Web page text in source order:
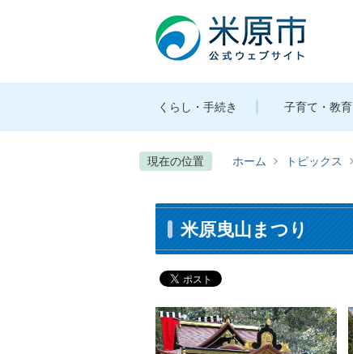
くらし・手続き 子育て・教育
現在の位置 ホーム トピックス
米原曳山まつり